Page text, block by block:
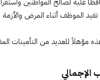
الموظف أثناء المرض والأزمة
للعديد من التأمينات
الإجمالي